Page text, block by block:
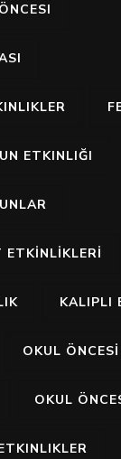
ETKINLIĞI
ETKİNLİKLERİ
KALIPLI
OKUL ÖNCESİ
OKUL